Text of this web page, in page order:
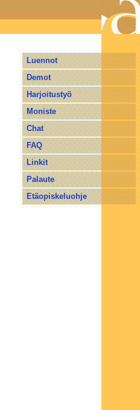
Luennot
Demot
Harjoitustyö
Moniste
Chat
FAQ
Linkit
Palaute
Etäopiskeluohje